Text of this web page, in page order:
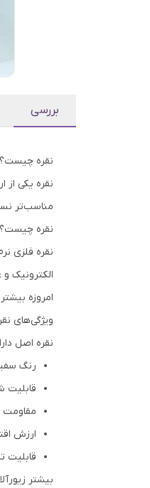
بررسی
نقره چیست؟
نقره یکی
مناسب‌تر
نقره چیست؟
الکترونیک و
امروزه
ویژگی‌های
نقره اصل
رنگ
قابلیت
مقاومت
ارزش
قابلیت
بیشتر زیورآلات نقره از نقره 925 ساخته می‌شوند